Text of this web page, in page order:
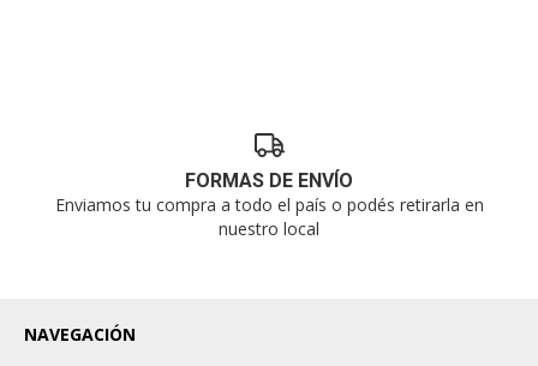
FORMAS DE ENVÍO
Enviamos tu compra a todo el país o podés retirarla en
nuestro local
NAVEGACIÓN